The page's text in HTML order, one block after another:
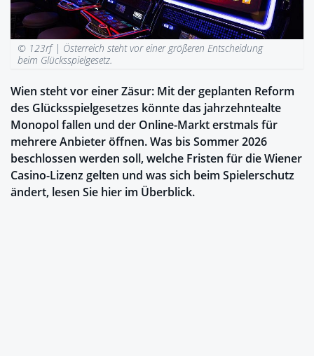
© 123rf | Österreich steht vor einer größeren Entscheidung
beim Glücksspielgesetz.
Wien steht vor einer Zäsur: Mit der geplanten Reform
des Glücksspielgesetzes könnte das jahrzehntealte
Monopol fallen und der Online-Markt erstmals für
mehrere Anbieter öffnen. Was bis Sommer 2026
beschlossen werden soll, welche Fristen für die Wiener
Casino-Lizenz gelten und was sich beim Spielerschutz
ändert, lesen Sie hier im Überblick.